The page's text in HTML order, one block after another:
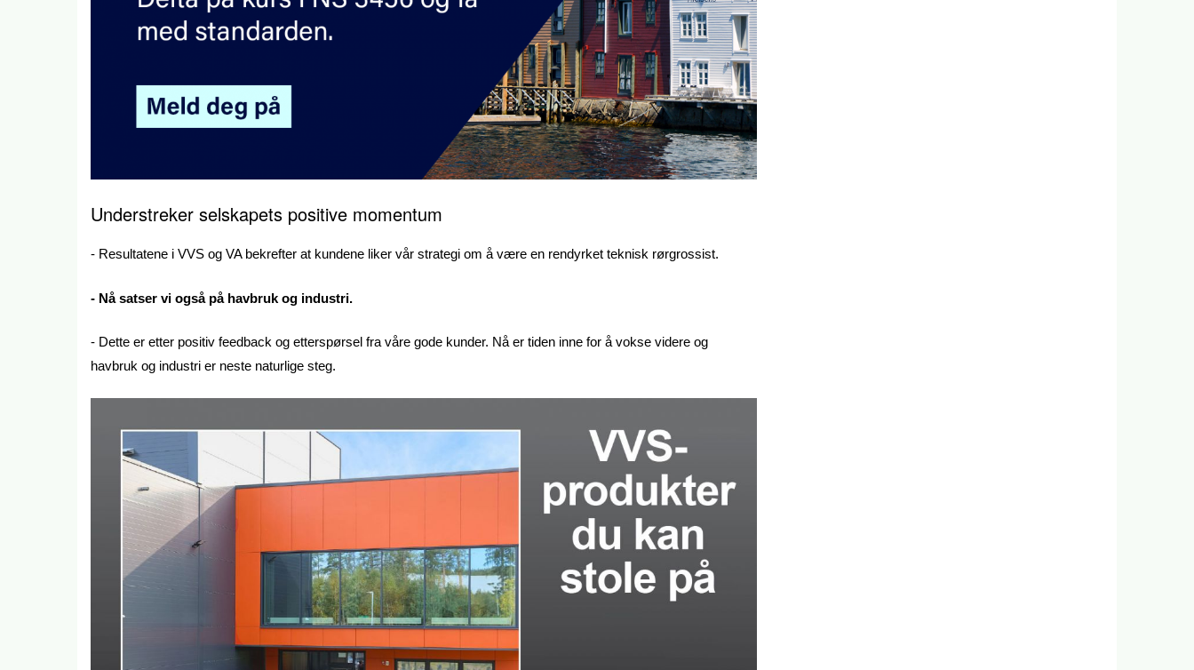
Understreker selskapets positive momentum
- Resultatene i VVS og VA bekrefter at kundene liker vår strategi om å være en rendyrket teknisk rørgrossist.
- Nå satser vi også på havbruk og industri.
- Dette er etter positiv feedback og etterspørsel fra våre gode kunder. Nå er tiden inne for å vokse videre og
havbruk og industri er neste naturlige steg.